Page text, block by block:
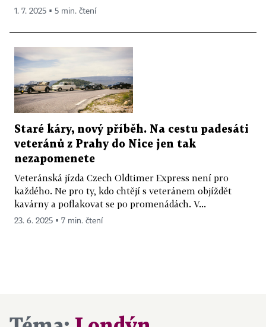
1. 7. 2025 ▪ 5 min. čtení
Staré káry, nový příběh. Na cestu padesáti
veteránů z Prahy do Nice jen tak
nezapomenete
Veteránská jízda Czech Oldtimer Express není pro
každého. Ne pro ty, kdo chtějí s veteránem objíždět
kavárny a poflakovat se po promenádách. V...
23. 6. 2025 ▪ 7 min. čtení